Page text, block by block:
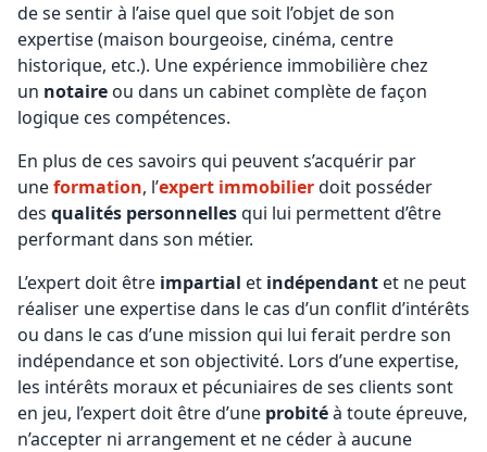
de se sentir à l’aise quel que soit l’objet de son
expertise (maison bourgeoise, cinéma, centre
historique, etc.). Une expérience immobilière chez
un notaire ou dans un cabinet complète de façon
logique ces compétences.
En plus de ces savoirs qui peuvent s’acquérir par
uneformation, l’expert immobilierdoit posséder
des qualités personnellesqui lui permettent d’être
performant dans son métier.
L’expert doit être impartial et indépendant et ne peut
réaliser une expertise dans le cas d’un conflit d’intérêts
ou dans le cas d’une mission qui lui ferait perdre son
indépendance et son objectivité. Lors d’une expertise,
les intérêts moraux et pécuniaires de ses clients sont
en jeu, l’expert doit être d’une probitéà toute épreuve,
n’accepter ni arrangement et ne céder à aucune